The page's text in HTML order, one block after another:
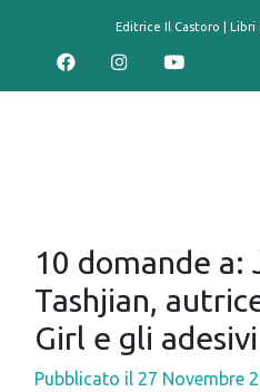
Editrice Il Castoro | Libri
10 domande a:
Tashjian,
Girl e gli
Pubblicato il 27 Novembre